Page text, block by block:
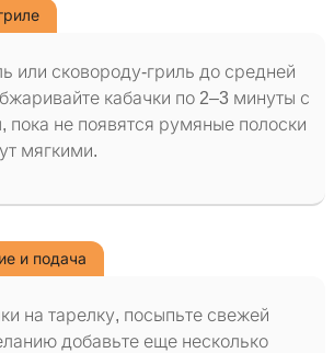
или сковороду-гриль до средней
кабачки по 2–3 минуты с
пока не появятся румяные полоски
мягкими.
и подача
на тарелку, посыпьте свежей
добавьте еще несколько